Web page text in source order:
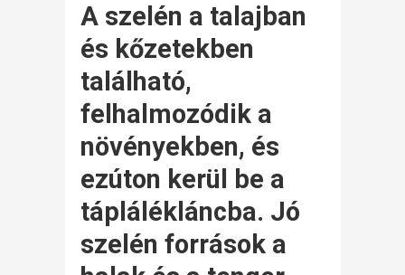
A szelén a talajban
és kőzetekben
található,
felhalmozódik a
növényekben, és
ezúton kerül be a
táplálékláncba. Jó
szelén források a